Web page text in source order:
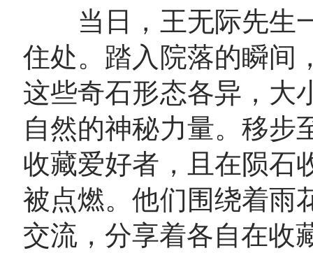
当日，王无际先生一
住处。踏入院落的瞬间
这些奇石形态各异，大
自然的神秘力量。移步
收藏爱好者，且在陨石
被点燃。他们围绕着雨
交流，分享着各自在收